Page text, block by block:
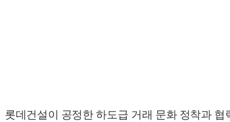
롯데건설이 공정한 하도급 거래 문화 정착과